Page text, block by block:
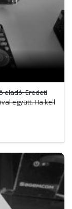
eladó. Eredeti
együtt. Ha kell